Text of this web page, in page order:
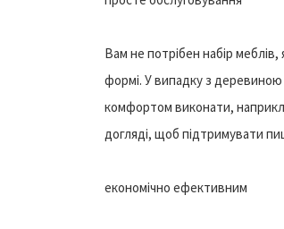
Вам не потрібен набір
формі. У випадку з
комфортом виконати,
догляді, щоб підтримувати
економічно ефективним